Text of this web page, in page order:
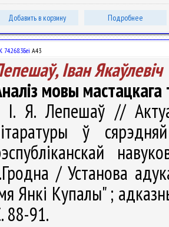
Добавить в корзину Подробнее
74.268.3Беі А43
Iван Якаўлевiч
мовы
Я. Лепешаў //
ў
/ Установа
Янкі Купалы" ;
88-91.